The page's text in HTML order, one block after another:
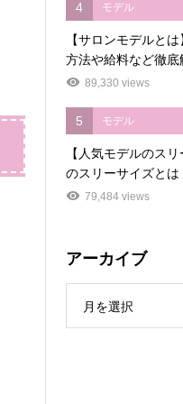
4 モデル
【サロンモデルと
方法や給料など徹底
89,330 views
5 モデル
【人気モデルのス
のスリーサイズとは
79,484 views
アーカイブ
月を選択